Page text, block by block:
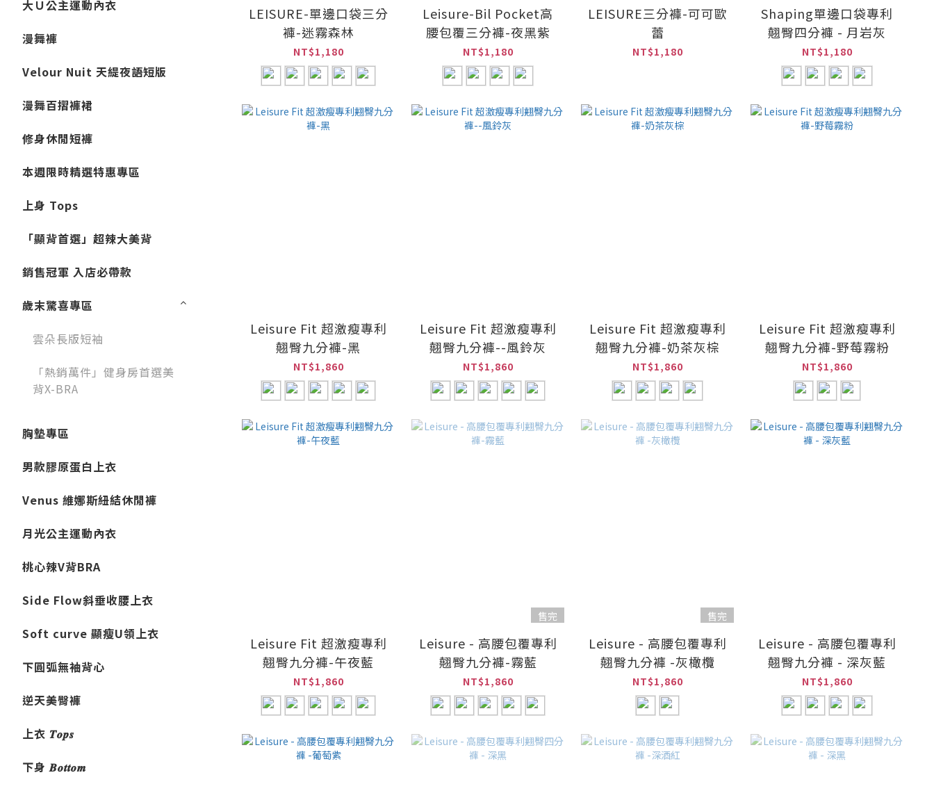
大Ｕ公主運動內衣
漫舞褲
Velour Nuit 天緹夜語短版
漫舞百摺褲裙
修身休閒短褲
本週限時精選特惠專區
上身 Tops
「顯背首選」超辣大美背
銷售冠軍 入店必帶款
歲末驚喜專區
雲朵長版短袖
「熱銷萬件」健身房首選美
背X-BRA
胸墊專區
男款膠原蛋白上衣
Venus 維娜斯紐結休閒褲
月光公主運動內衣
桃心辣V背BRA
Side Flow斜垂收腰上衣
Soft curve 顯瘦U領上衣
下圓弧無袖背心
逆天美臀褲
上衣 𝑻𝒐𝒑𝒔
下身 𝑩𝒐𝒕𝒕𝒐𝒎
LEISURE-單邊口袋三分
褲-迷霧森林
NT$1,180
Leisure-Bil Pocket高
腰包覆三分褲-夜黑紫
NT$1,180
LEISURE三分褲-可可歐
蕾
NT$1,180
Shaping單邊口袋專利
翹臀四分褲 - 月岩灰
NT$1,180
Leisure Fit 超激瘦專利
翹臀九分褲-黑
NT$1,860
Leisure Fit 超激瘦專利
翹臀九分褲--風鈴灰
NT$1,860
Leisure Fit 超激瘦專利
翹臀九分褲-奶茶灰棕
NT$1,860
Leisure Fit 超激瘦專利
翹臀九分褲-野莓霧粉
NT$1,860
Leisure Fit 超激瘦專利
翹臀九分褲-午夜藍
NT$1,860
售完
Leisure - 高腰包覆專利
翹臀九分褲-霧藍
NT$1,860
售完
Leisure - 高腰包覆專利
翹臀九分褲 -灰橄欖
NT$1,860
Leisure - 高腰包覆專利
翹臀九分褲 - 深灰藍
NT$1,860